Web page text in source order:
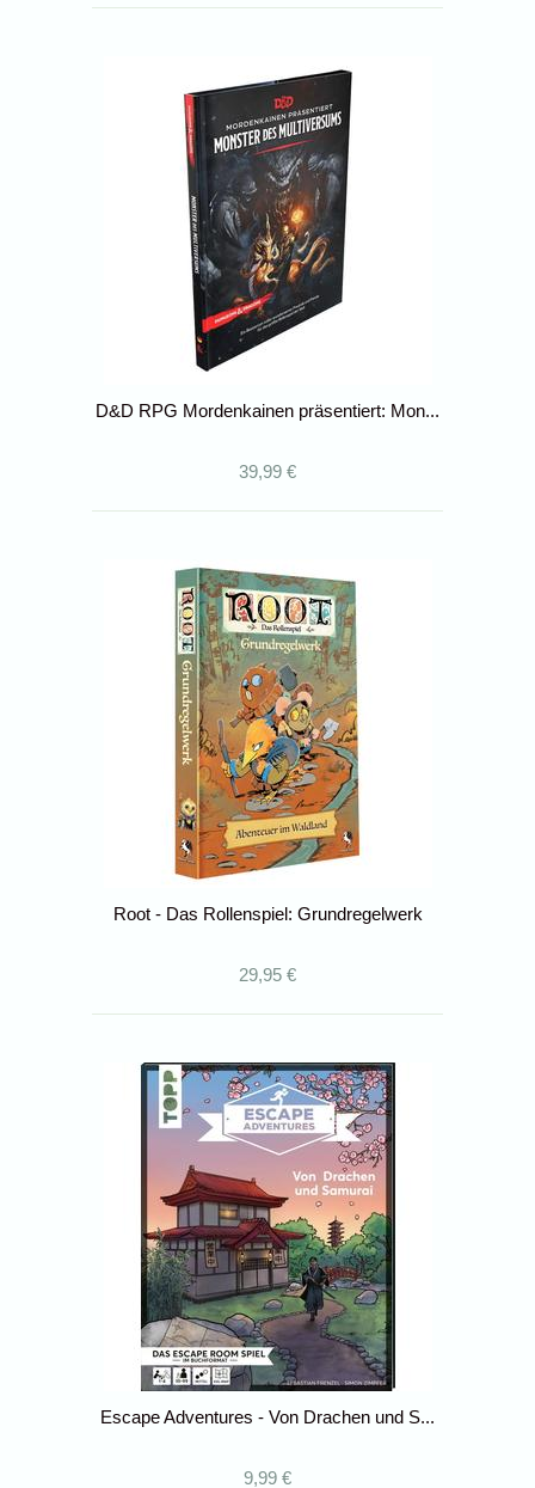
D&D RPG Mordenkainen präsentiert: Mon...
39,99 €
Root - Das Rollenspiel: Grundregelwerk
29,95 €
Escape Adventures - Von Drachen und S...
9,99 €